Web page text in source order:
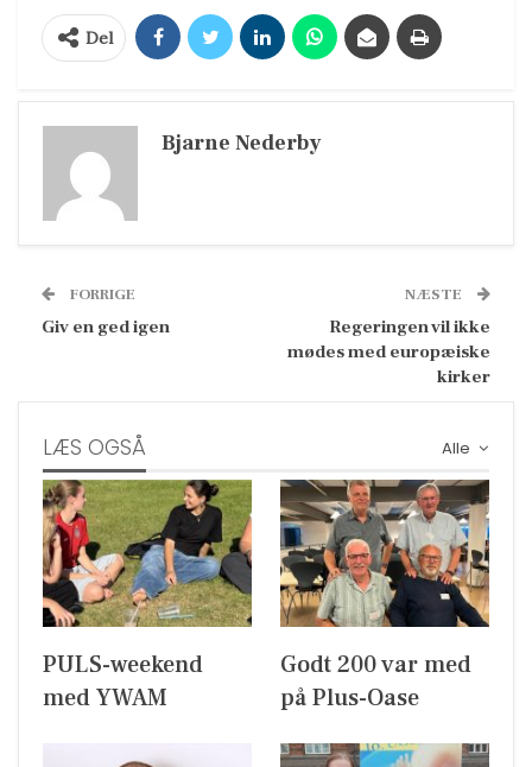
Del
Bjarne Nederby
FORRIGE
Giv en ged igen
NÆSTE
Regeringen vil ikke
mødes med europæiske
kirker
Alle
LÆS OGSÅ
PULS-weekend
med YWAM
Godt 200 var med
på Plus-Oase